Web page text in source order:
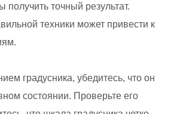
получить точный результат.
техники может привести к
градусника, убедитесь, что он
состоянии. Проверьте его